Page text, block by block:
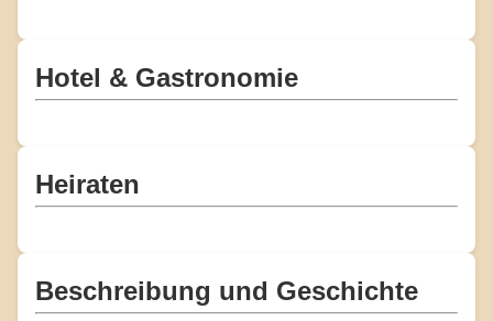
Hotel & Gastronomie
Heiraten
Beschreibung und Geschichte